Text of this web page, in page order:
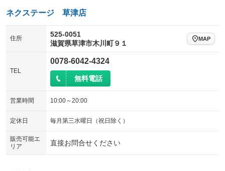
電動格納ミラー
：装備あり
パワーシート
：装備なし
ベンチシート
：装備なし
チップアップシート
：装備なし
ウォークスルー
：装備なし
電動リアゲート
：装備なし
シートエアコン
：装備なし
サイドカメラ
：装備なし
ネクステージ 草津店
住所
525-0051
滋賀県草津市木川町９１
MAP
TEL
0078-6042-4324
無料電話
営業時間 10:00～20:00
定休日 毎月第三水曜日（祝日除く）
販売可能エ
リア
直接お問合せください